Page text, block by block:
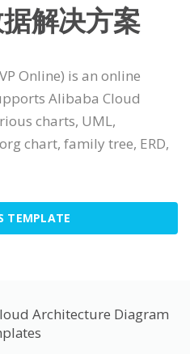
解决方案
Online) is an online
Alibaba Cloud
charts, UML,
chart, family tree, ERD,
TEMPLATE
Architecture Diagram